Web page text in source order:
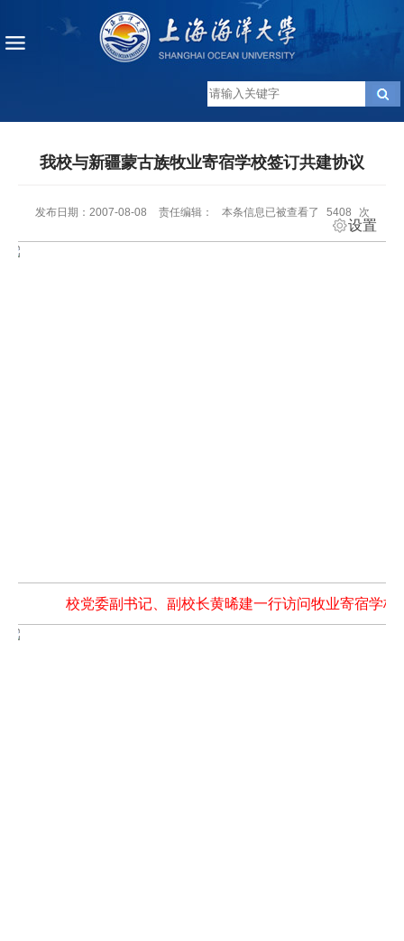
我校与新疆蒙古族牧业寄宿学校签订共建协议
发布日期：2007-08-08 责任编辑： 本条信息已被查看了 5408 次
设置
校党委副书记、副校长黄晞建一行访问牧业寄宿学校